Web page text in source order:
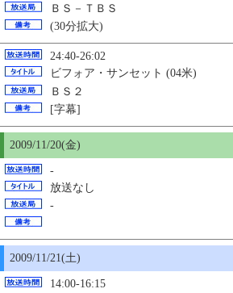
ＢＳ－ＴＢＳ
(30分拡大)
24:40-26:02
ビフォア・サンセット (04米)
ＢＳ２
[字幕]
2009/11/20(金)
-
放送なし
-
2009/11/21(土)
14:00-16:15